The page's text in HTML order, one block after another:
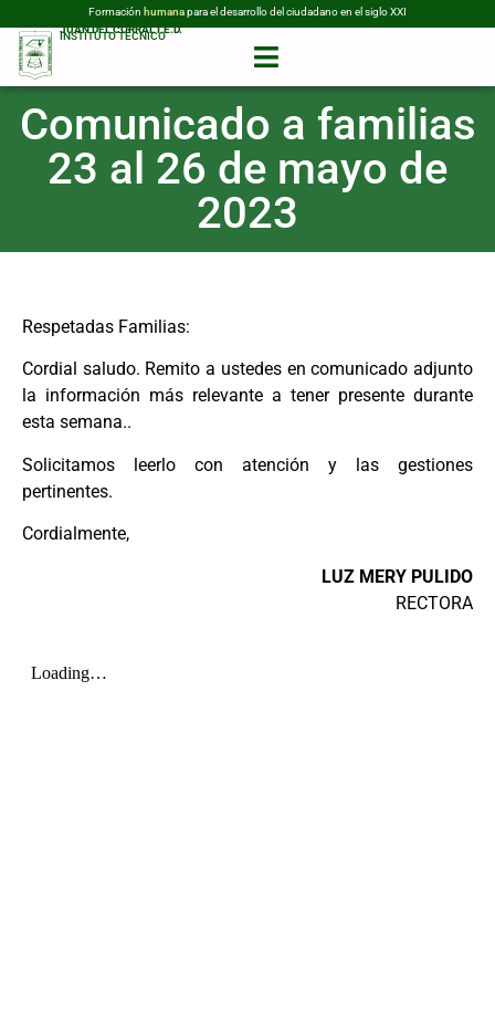
Formación humanapara el desarrollo del ciudadano en el siglo XXI
INSTITUTO TÉCNICO
JUAN DEL CORRAL I.E.D.
Comunicado a familias
23 al 26 de mayo de
2023
Respetadas Familias:
Cordial saludo. Remito a ustedes en comunicado adjunto
la información más relevante a tener presente durante
esta semana..
Solicitamos leerlo con atención y las gestiones
pertinentes.
Cordialmente,
LUZ MERY PULIDO
RECTORA